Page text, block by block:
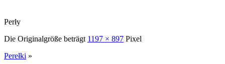
Perły
Die Originalgröße beträgt 1197 × 897 Pixel
Perełki »